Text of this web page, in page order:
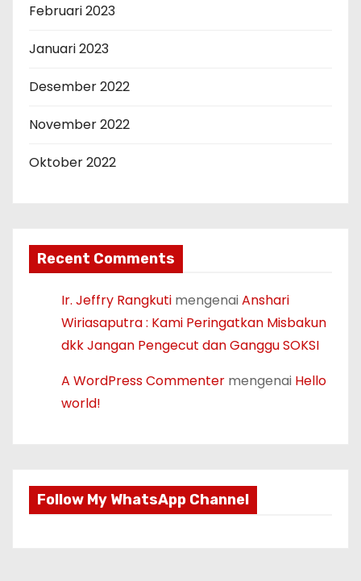
Februari 2023
Januari 2023
Desember 2022
November 2022
Oktober 2022
Recent Comments
Ir. Jeffry Rangkuti mengenaiAnshari
Wiriasaputra : Kami Peringatkan Misbakun
dkk Jangan Pengecut dan Ganggu SOKSI
A WordPress Commenter mengenai Hello
world!
Follow My WhatsApp Channel